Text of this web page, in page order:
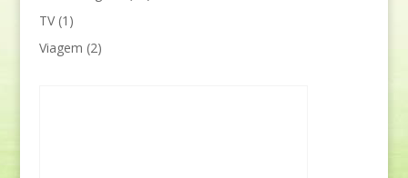
TV(1)
Viagem (2)